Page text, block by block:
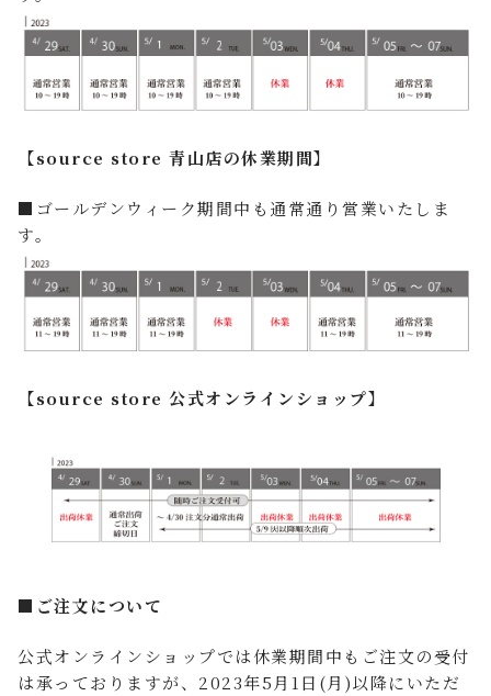
【source store 青山店の休業期間】
■ゴールデンウィーク期間中も通常通り営業いたしま
す。
【source store 公式オンラインショップ】
■ご注文について
公式オンラインショップでは休業期間中もご注文の受付
は承っておりますが、2023年5月1日(月)以降にいただ